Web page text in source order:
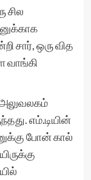
சில
சார், ஒரு வித
வாங்கி
எம்.டியின்
போன் கால்